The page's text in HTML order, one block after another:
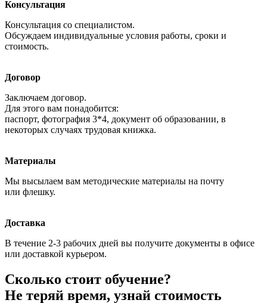
Консультация
Консультация со специалистом.
Обсуждаем индивидуальные условия работы, сроки и
стоимость.
Договор
Заключаем договор.
Для этого вам понадобится:
паспорт, фотография 3*4, документ об образовании, в
некоторых случаях трудовая книжка.
Материалы
Мы высылаем вам методические материалы на почту
или флешку.
Доставка
В течение 2-3 рабочих дней вы получите документы в офисе
или доставкой курьером.
Сколько стоит обучение?
Не теряй время, узнай стоимость